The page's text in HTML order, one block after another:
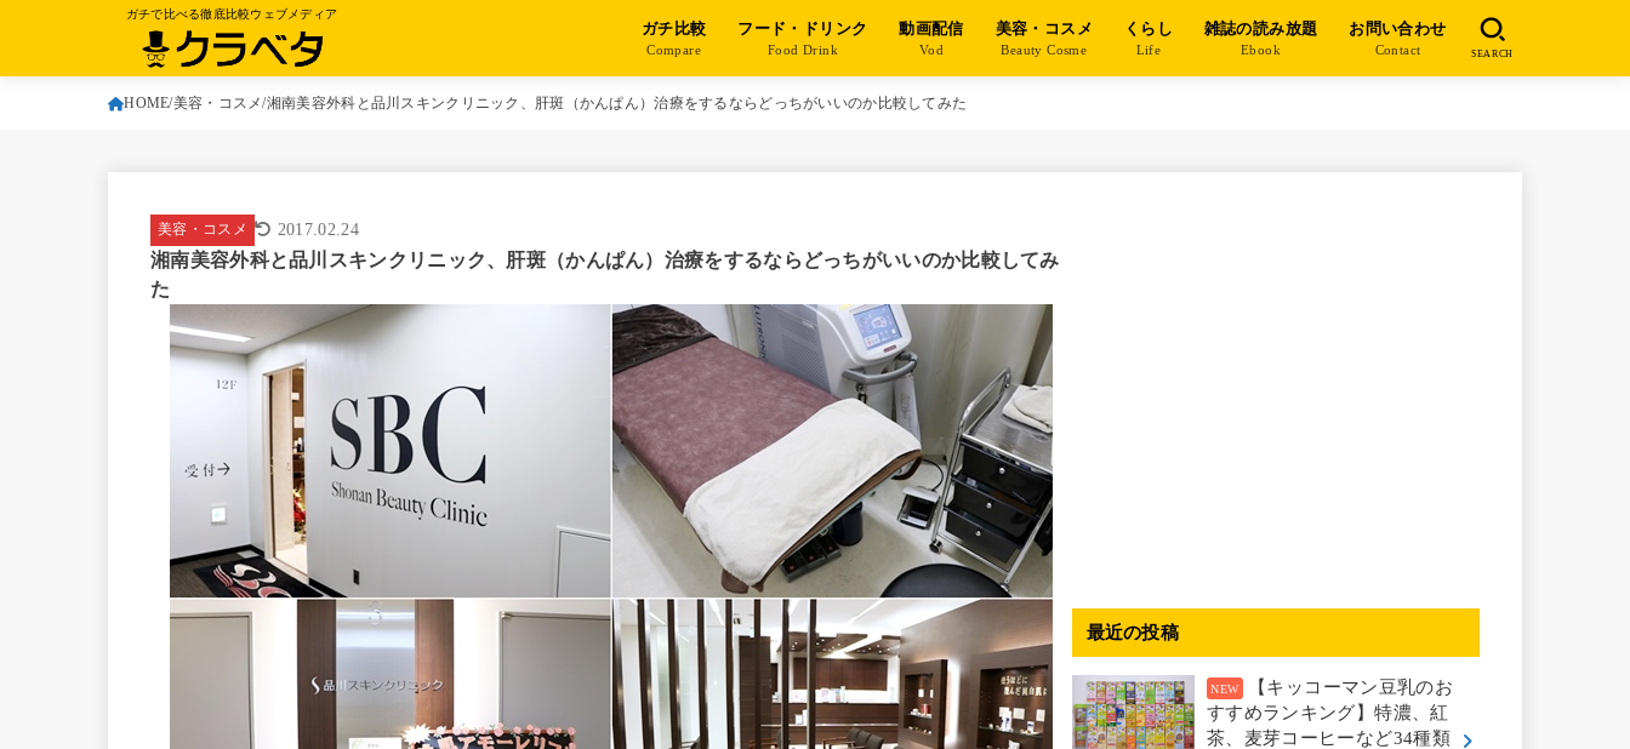
ガチで比べる徹底比較ウェブメディア
ガチ比較
Compare
フード・ドリンク
Food Drink
動画配信
Vod
美容・コスメ
Beauty Cosme
くらし
Life
雑誌の読み放題
Ebook
お問い合わせ
Contact SEARCH
HOME 美容・コスメ 湘南美容外科と品川スキンクリニック、肝斑（かんぱん）治療をするならどっちがいいのか比較してみた
美容・コスメ 2017.02.24
湘南美容外科と品川スキンクリニック、肝斑（かんぱん）治療をするならどっちがいいのか比較してみ
た
最近の投稿
【キッコーマン豆乳のお
すすめランキング】特濃、紅
茶、麦芽コーヒーなど34種類